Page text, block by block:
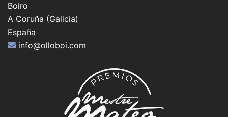
Boiro
A Coruña (Galicia)
España
info@olloboi.com